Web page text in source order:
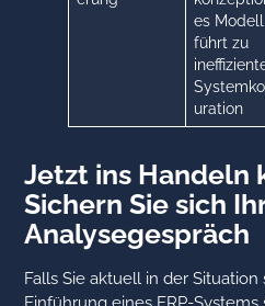
es Modell
führt zu
uration
Jetzt ins Handeln
Sichern Sie sich
Analysegespräch
Falls Sie aktuell in der Situation